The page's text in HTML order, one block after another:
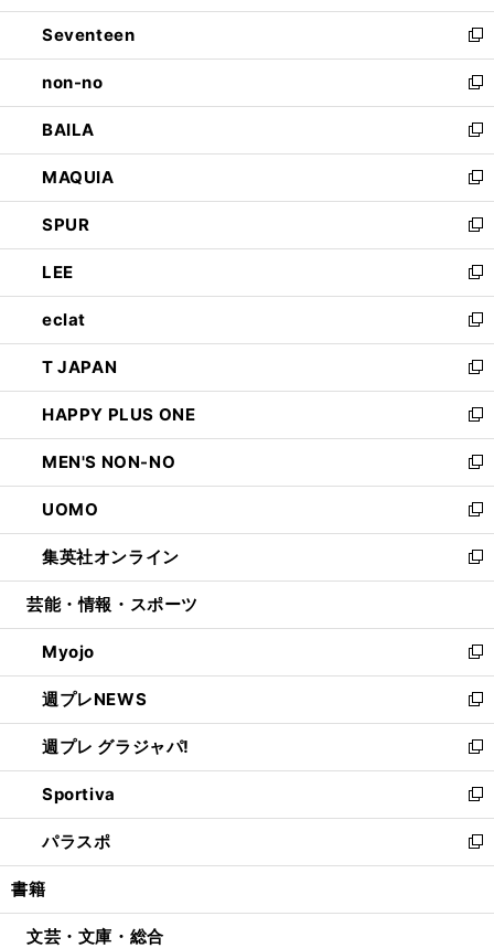
開
く
ウ
で
開
く
ン
ド
ウ
で
開
く
Seventeen
新
し
い
ウ
ィ
ン
ド
ウ
で
開
く
non-no
新
し
い
ウ
ィ
ン
ド
ウ
で
開
く
BAILA
新
し
い
ウ
ィ
ン
ド
ウ
で
開
く
MAQUIA
新
し
い
ウ
ィ
ン
ド
ウ
で
開
く
SPUR
新
し
い
ウ
ィ
ン
ド
ウ
で
開
く
LEE
新
し
い
ウ
ィ
ン
ド
ウ
で
開
く
eclat
新
し
い
ウ
ィ
ン
ド
ウ
で
開
く
T JAPAN
新
し
い
ウ
ィ
ン
ド
ウ
で
開
HAPPY PLUS ONE
新
し
い
ウ
ィ
ン
ド
ウ
開
く
MEN'S NON-NO
新
し
い
ウ
ィ
ン
ウ
で
開
く
UOMO
新
し
い
ウ
ン
ド
ウ
で
開
く
集英社オンライン
新
し
ウ
ィ
ン
ド
ウ
で
開
く
芸能・情報・スポーツ
Myojo
新
し
い
ウ
ィ
ン
ド
ウ
で
開
週プレNEWS
新
し
い
ウ
ィ
ン
ド
ウ
開
週プレ グラジャパ!
新
し
い
ウ
ィ
ン
ウ
Sportiva
新
し
い
ウ
ン
パラスポ
新
し
ウ
書籍
文芸・文庫・総合